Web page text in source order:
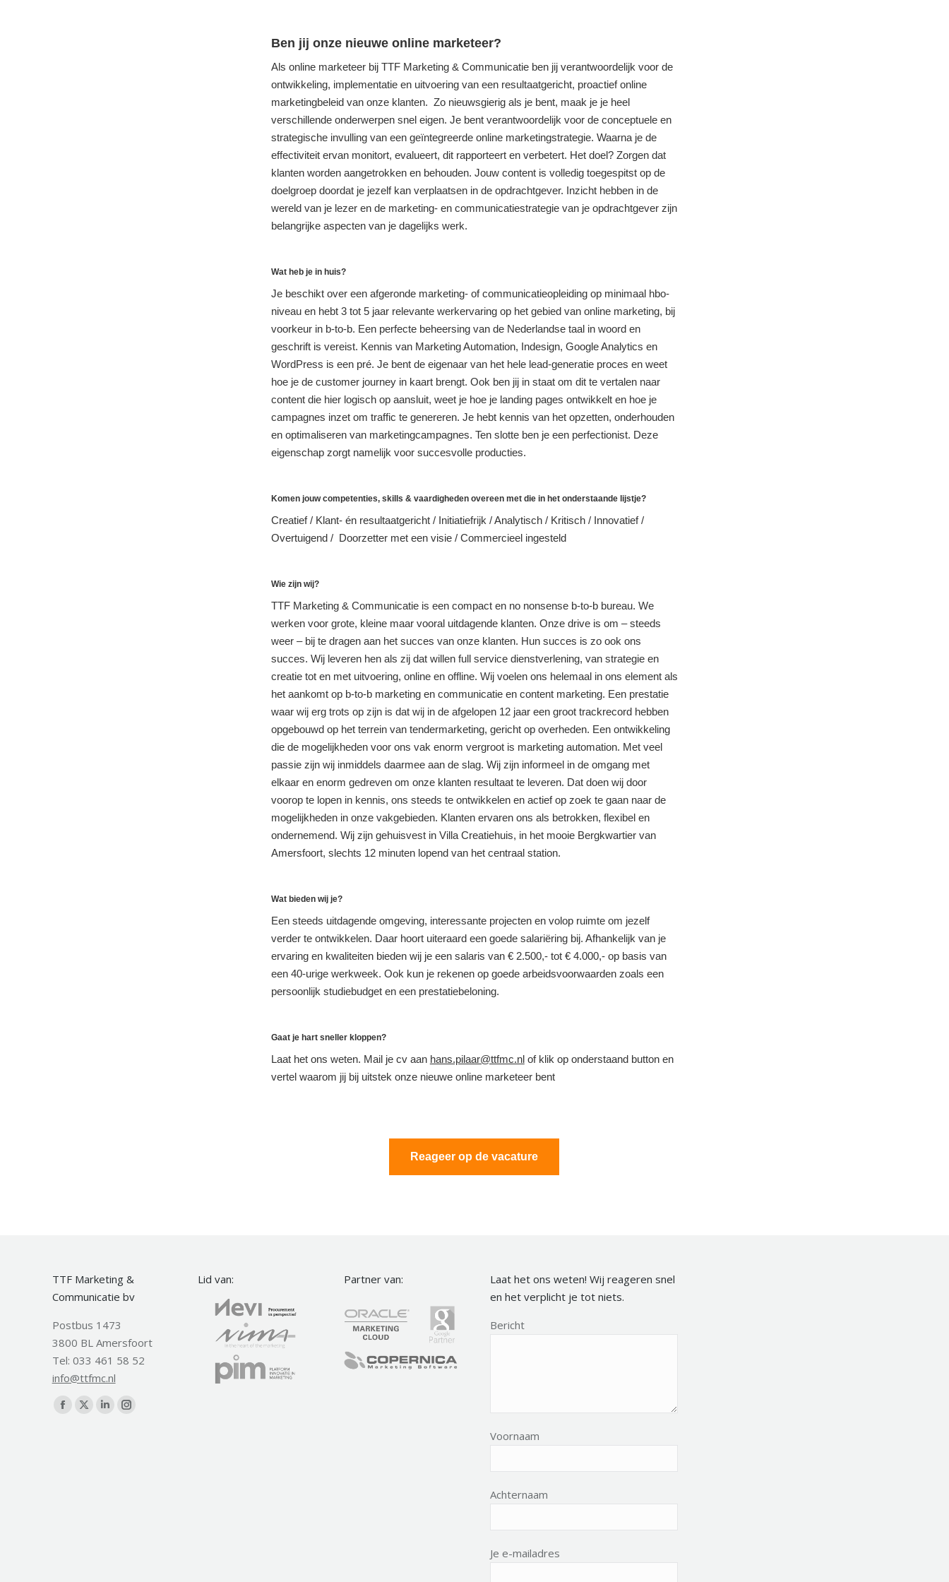
Ben jij onze nieuwe online marketeer?
Als online marketeer bij TTF Marketing & Communicatie ben jij verantwoordelijk voor de
ontwikkeling, implementatie en uitvoering van een resultaatgericht, proactief online
marketingbeleid van onze klanten. Zo nieuwsgierig als je bent, maak je je heel
verschillende onderwerpen snel eigen. Je bent verantwoordelijk voor de conceptuele en
strategische invulling van een geïntegreerde online marketingstrategie. Waarna je de
effectiviteit ervan monitort, evalueert, dit rapporteert en verbetert. Het doel? Zorgen dat
klanten worden aangetrokken en behouden. Jouw content is volledig toegespitst op de
doelgroep doordat je jezelf kan verplaatsen in de opdrachtgever. Inzicht hebben in de
wereld van je lezer en de marketing- en communicatiestrategie van je opdrachtgever zijn
belangrijke aspecten van je dagelijks werk.
Wat heb je in huis?
Je beschikt over een afgeronde marketing- of communicatieopleiding op minimaal hbo-
niveau en hebt 3 tot 5 jaar relevante werkervaring op het gebied van online marketing, bij
voorkeur in b-to-b. Een perfecte beheersing van de Nederlandse taal in woord en
geschrift is vereist. Kennis van Marketing Automation, Indesign, Google Analytics en
WordPress is een pré. Je bent de eigenaar van het hele lead-generatie proces en weet
hoe je de customer journey in kaart brengt. Ook ben jij in staat om dit te vertalen naar
content die hier logisch op aansluit, weet je hoe je landing pages ontwikkelt en hoe je
campagnes inzet om traffic te genereren. Je hebt kennis van het opzetten, onderhouden
en optimaliseren van marketingcampagnes. Ten slotte ben je een perfectionist. Deze
eigenschap zorgt namelijk voor succesvolle producties.
Komen jouw competenties, skills & vaardigheden overeen met die in het onderstaande lijstje?
Creatief / Klant- én resultaatgericht / Initiatiefrijk / Analytisch / Kritisch / Innovatief /
Overtuigend / Doorzetter met een visie / Commercieel ingesteld
Wie zijn wij?
TTF Marketing & Communicatie is een compact en no nonsense b-to-b bureau. We
werken voor grote, kleine maar vooral uitdagende klanten. Onze drive is om – steeds
weer – bij te dragen aan het succes van onze klanten. Hun succes is zo ook ons
succes. Wij leveren hen als zij dat willen full service dienstverlening, van strategie en
creatie tot en met uitvoering, online en offline. Wij voelen ons helemaal in ons element als
het aankomt op b-to-b marketing en communicatie en content marketing. Een prestatie
waar wij erg trots op zijn is dat wij in de afgelopen 12 jaar een groot trackrecord hebben
opgebouwd op het terrein van tendermarketing, gericht op overheden. Een ontwikkeling
die de mogelijkheden voor ons vak enorm vergroot is marketing automation. Met veel
passie zijn wij inmiddels daarmee aan de slag. Wij zijn informeel in de omgang met
elkaar en enorm gedreven om onze klanten resultaat te leveren. Dat doen wij door
voorop te lopen in kennis, ons steeds te ontwikkelen en actief op zoek te gaan naar de
mogelijkheden in onze vakgebieden. Klanten ervaren ons als betrokken, flexibel en
ondernemend. Wij zijn gehuisvest in Villa Creatiehuis, in het mooie Bergkwartier van
Amersfoort, slechts 12 minuten lopend van het centraal station.
Wat bieden wij je?
Een steeds uitdagende omgeving, interessante projecten en volop ruimte om jezelf
verder te ontwikkelen. Daar hoort uiteraard een goede salariëring bij. Afhankelijk van je
ervaring en kwaliteiten bieden wij je een salaris van € 2.500,- tot € 4.000,- op basis van
een 40-urige werkweek. Ook kun je rekenen op goede arbeidsvoorwaarden zoals een
persoonlijk studiebudget en een prestatiebeloning.
Gaat je hart sneller kloppen?
Laat het ons weten. Mail je cv aan hans.pilaar@ttfmc.nlof klik op onderstaand button en
vertel waarom jij bij uitstek onze nieuwe online marketeer bent
Reageer op de vacature
TTF Marketing &
Communicatie bv
Postbus 1473
3800 BL Amersfoort
Tel: 033 461 58 52
info@ttfmc.nl
Vind ons op:
Facebook
X
LinkedinInstagram
Lid van: Partner van:
Laat het ons weten! Wij reageren snel
en het verplicht je tot niets.
Bericht
Voornaam
Achternaam
Je e-mailadres